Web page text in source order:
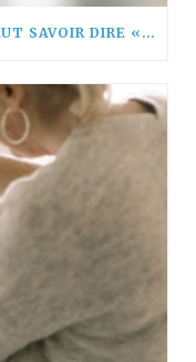
POUR LE BIEN DE L’ENFANT, IL FAUT SAVOIR DIRE « NON! »